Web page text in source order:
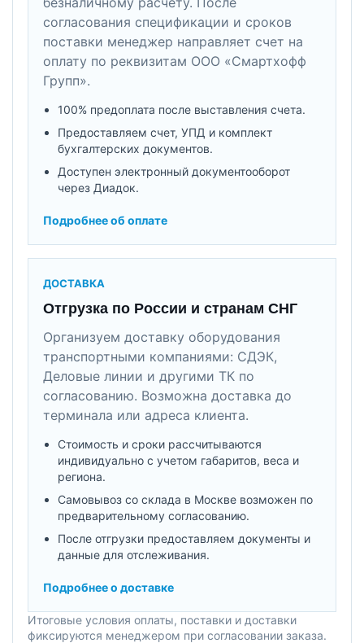
согласования спецификации и сроков
поставки менеджер направляет счет на
оплату по реквизитам ООО «Смартхофф
Групп».
100% предоплата после выставления счета.
Предоставляем счет, УПД и комплект
бухгалтерских документов.
Доступен электронный документооборот
через Диадок.
Подробнее об оплате
ДОСТАВКА
Отгрузка по России и странам СНГ
Организуем доставку оборудования
транспортными компаниями: СДЭК,
Деловые линии и другими ТК по
согласованию. Возможна доставка до
терминала или адреса клиента.
Стоимость и сроки рассчитываются
индивидуально с учетом габаритов, веса и
региона.
Самовывоз со склада в Москве возможен по
предварительному согласованию.
После отгрузки предоставляем документы и
данные для отслеживания.
Подробнее о доставке
Итоговые условия оплаты, поставки и доставки
фиксируются менеджером при согласовании заказа.